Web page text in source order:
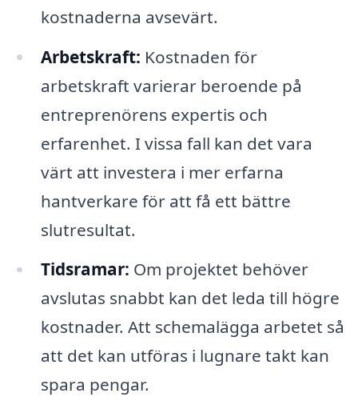
kostnaderna avsevärt.
Arbetskraft: Kostnaden för
arbetskraft varierar beroende på
entreprenörens expertis och
erfarenhet. I vissa fall kan det vara
värt att investera i mer erfarna
hantverkare för att få ett bättre
slutresultat.
Tidsramar: Om projektet behöver
avslutas snabbt kan det leda till högre
kostnader. Att schemalägga arbetet så
att det kan utföras i lugnare takt kan
spara pengar.